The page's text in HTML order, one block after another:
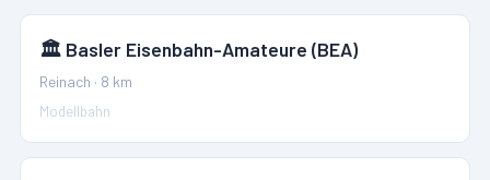
🏛️ Basler Eisenbahn-Amateure (BEA)
Reinach · 8 km
Modellbahn